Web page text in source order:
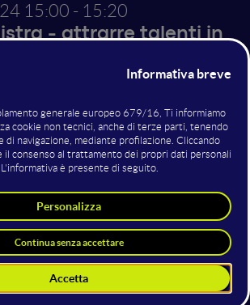
15:00 - 15:20
- attrarre talenti in
a sostegno
degli
in Puglia
strumenti per tutte le dimensioni di
alla grande impresa.
CONTRATTI DI PROGRAMMA e
aspettano te.
in Puglia. Per nascere, crescere, fare